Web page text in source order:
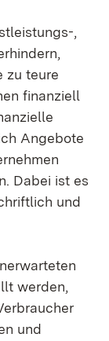
,
zu teure
finanziell
Angebote
Dabei ist es
und
werden,
und